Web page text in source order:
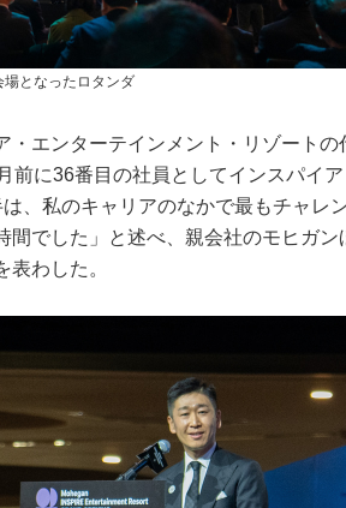
となったロタンダ
エンターテインメント・リゾートの
前に36番目の社員としてインスパイ
、私のキャリアのなかで最もチャレ
間でした」と述べ、親会社のモヒガン
わした。